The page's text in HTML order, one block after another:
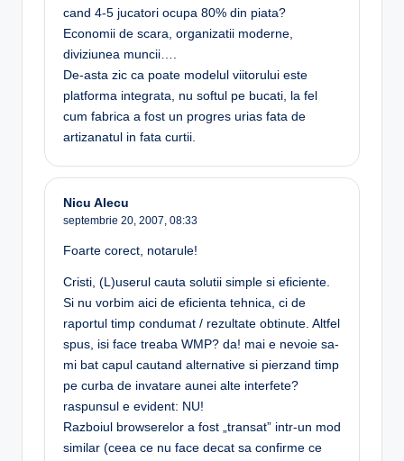
cand 4-5 jucatori ocupa 80% din piata?
Economii de scara, organizatii moderne,
diviziunea muncii….
De-asta zic ca poate modelul viitorului este
platforma integrata, nu softul pe bucati, la fel
cum fabrica a fost un progres urias fata de
artizanatul in fata curtii.
Nicu Alecu
septembrie 20, 2007, 08:33
Foarte corect, notarule!
Cristi, (L)userul cauta solutii simple si eficiente.
Si nu vorbim aici de eficienta tehnica, ci de
raportul timp condumat / rezultate obtinute. Altfel
spus, isi face treaba WMP? da! mai e nevoie sa-
mi bat capul cautand alternative si pierzand timp
pe curba de invatare aunei alte interfete?
raspunsul e evident: NU!
Razboiul browserelor a fost „transat” intr-un mod
similar (ceea ce nu face decat sa confirme ce